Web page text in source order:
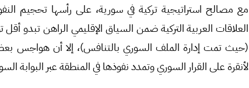
مع مصالح استراتيجية تركية في سورية، على رأسها تحجيم
(حيث تمت إدارة الملف السوري بالتنافس)، إلا أن هواجس بعض
لأنقرة على القرار السوري وتمدد نفوذها في المنطقة عبر البوابة